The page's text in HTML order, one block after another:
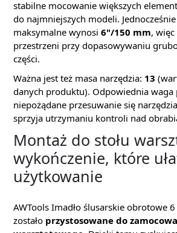
stabilne mocowanie większych
do najmniejszych modeli.
maksymalne wynosi 6"/150 mm, więc
przestrzeni przy dopasowywaniu
części.
Ważna jest też masa narzędzia: 13
danych produktu). Odpowiednia waga
niepożądane przesuwanie się
sprzyja utrzymaniu kontroli nad
Montaż do stołu
wykończenie, które
użytkowanie
AWTools Imadło ślusarskie obrotowe
zostało przystosowane do